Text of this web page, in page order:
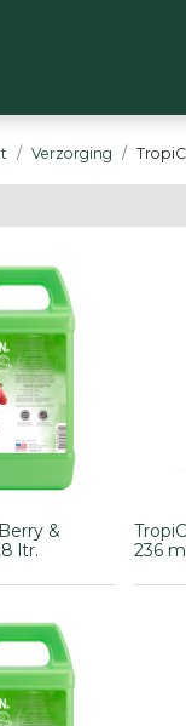
Verzorging
&
ltr.
236